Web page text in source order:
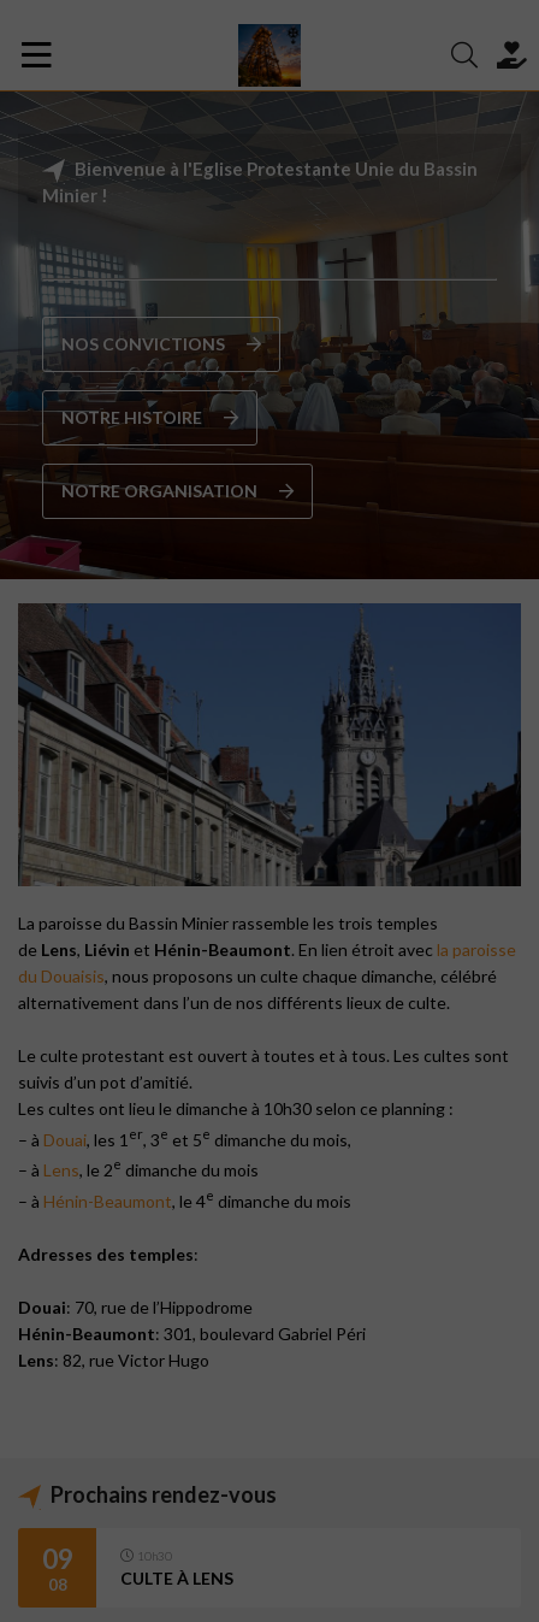
Bienvenue à l'Eglise Protestante Unie du Bassin
Minier !
NOS CONVICTIONS
NOTRE HISTOIRE
NOTRE ORGANISATION
La paroisse du Bassin Minier rassemble les trois temples
de Lens, Liévin et Hénin-Beaumont. En lien étroit avec la paroisse
du Douaisis, nous proposons un culte chaque dimanche, célébré
alternativement dans l’un de nos différents lieux de culte.
Le culte protestant est ouvert à toutes et à tous. Les cultes sont
suivis d’un pot d’amitié.
Les cultes ont lieu le dimanche à 10h30 selon ce planning :
– à Douai, les 1 er, 3e et 5e dimanche du mois,
– à Lens, le 2e dimanche du mois
– à Hénin-Beaumont, le 4e dimanche du mois
Adresses des temples:
Douai: 70, rue de l’Hippodrome
Hénin-Beaumont: 301, boulevard Gabriel Péri
Lens: 82, rue Victor Hugo
Prochains rendez-vous
09
08
10h30
CULTE À LENS